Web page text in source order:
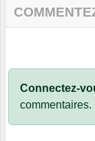
Connectez-
commentaires.